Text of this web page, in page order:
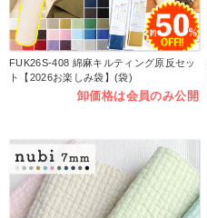
FUK26S-408 綿麻キルティング原反セッ
ト【2026お楽しみ袋】(袋)
卸価格は会員のみ公開